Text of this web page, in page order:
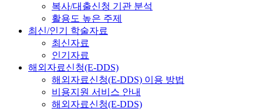
복사/대출신청 기관 분석
활용도 높은 주제
최신/인기 학술자료
최신자료
인기자료
해외자료신청(E-DDS)
해외자료신청(E-DDS) 이용 방법
비용지원 서비스 안내
해외자료신청(E-DDS)